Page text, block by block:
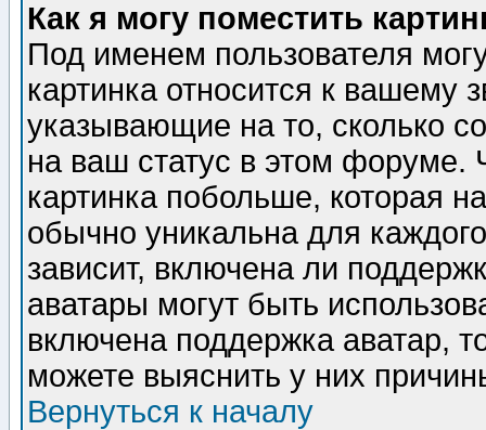
Как я могу поместить
Под именем пользователя
картинка относится к вашему
указывающие на то, сколько
на ваш статус в этом форуме.
картинка побольше, которая
обычно уникальна для
зависит, включена ли
аватары могут быть
включена поддержка аватар,
можете выяснить у них
Вернуться к началу